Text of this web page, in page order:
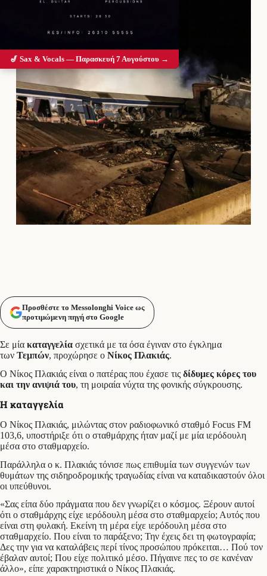
Προσθέστε το Messolonghi Voice ως
προτιμώμενη πηγή στο Google
Σε μία καταγγελία σχετικά με τα όσα έγιναν στο έγκλημα
των Τεμπών, προχώρησε ο Νίκος Πλακιάς.
Ο Νίκος Πλακιάς είναι ο πατέρας που έχασε τις δίδυμες κόρες του
και την ανιψιά του, τη μοιραία νύχτα της φονικής σύγκρουσης.
Η καταγγελία
Ο Νίκος Πλακιάς, μιλώντας στον ραδιοφωνικό σταθμό Focus FM
103,6, υποστήριξε ότι ο σταθμάρχης ήταν μαζί με μία ιερόδουλη
μέσα στο σταθμαρχείο.
Παράλληλα ο κ. Πλακιάς τόνισε πως επιθυμία των συγγενών των
θυμάτων της σιδηροδρομικής τραγωδίας είναι να καταδικαστούν όλοι
οι υπεύθυνοι.
«Σας είπα δύο πράγματα που δεν γνωρίζει ο κόσμος. Ξέρουν αυτοί
ότι ο σταθμάρχης είχε ιερόδουλη μέσα στο σταθμαρχείο; Αυτός που
είναι στη φυλακή. Εκείνη τη μέρα είχε ιερόδουλη μέσα στο
σταθμαρχείο. Που είναι το παράξενο; Την έχεις δει τη φωτογραφία;
Δες την για να καταλάβεις περί τίνος προσώπου πρόκειται… Πού τον
έβαλαν αυτοί; Που είχε πολιτικό μέσο. Πήγαινε πες το σε κανέναν
άλλο», είπε χαρακτηριστικά ο Νίκος Πλακιάς.
🎷 Sax & Vocals — Παρασκευή 7 Αυγούστου →